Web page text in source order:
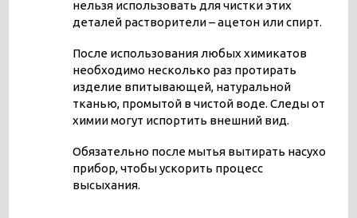
нельзя использовать для чистки этих
деталей растворители – ацетон или спирт.
После использования любых химикатов
необходимо несколько раз протирать
изделие впитывающей, натуральной
тканью, промытой в чистой воде. Следы от
химии могут испортить внешний вид.
Обязательно после мытья вытирать насухо
прибор, чтобы ускорить процесс
высыхания.